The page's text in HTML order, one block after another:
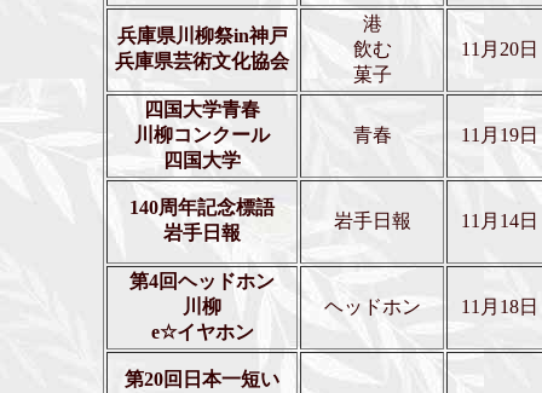
兵庫県川柳祭in神戸
兵庫県芸術文化協会
港
飲む
菓子
11月20日
四国大学青春
川柳コンクール
四国大学
青春 11月19日
140周年記念標語
岩手日報
岩手日報 11月14日
第4回ヘッドホン
川柳
e☆イヤホン
ヘッドホン 11月18日
第20回日本一短い